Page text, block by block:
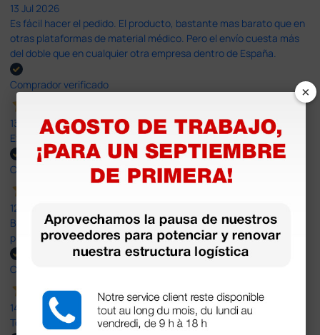
13 Jul 2026
Es fácil hacer el pedido. El producto, bastante mas barato que en
otras plataformas de material médico. Pero el envío cuesta más
del doble que en cualquier otra empresa dentro de España.
Comprador verificado
13 Jul 2026
Excelente
Comprador verificado
12 Jun 2026
Bien, rápida y sin problemas. No me gusta que se oferten
productos sin incluir el IVA que luego nos van a cobrar.
Comprador verificado
14 Abr 2026
Todo muy rápido y fácil,volveré a comprar.
×